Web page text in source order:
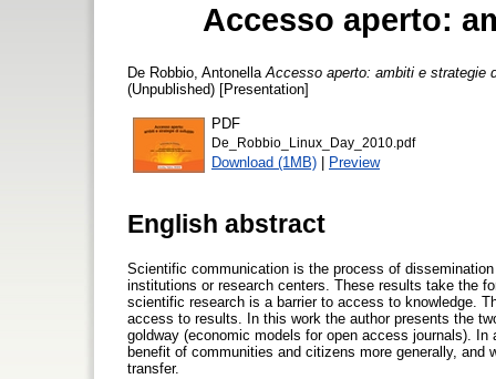
Accesso aperto:
De Robbio, Antonella Accesso aperto: ambiti e strategie
(Unpublished) [Presentation]
PDF
De_Robbio_Linux_Day_2010.pdf
Download (1MB) | Preview
English abstract
Scientific communication is the process of
institutions or research centers. These results take the
scientific research is a barrier to access to knowledge.
access to results. In this work the author presents the
goldway (economic models for open access journals).
benefit of communities and citizens more generally,
transfer.